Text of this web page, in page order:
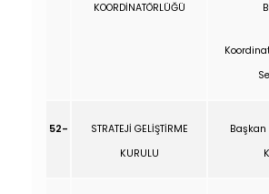
KOORDİNATÖRLÜĞÜ
52-
STRATEJİ GELİŞTİRME
KURULU
Başkan